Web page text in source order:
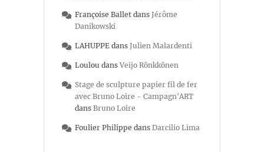
Françoise Ballet dans Jérôme
Danikowski
LAHUPPE dans Julien Malardenti
Loulou dans Veijo Rönkkönen
Stage de sculpture papier fil de fer
avec Bruno Loire - Campagn'ART
dans Bruno Loire
Foulier Philippe dans Darcilio Lima